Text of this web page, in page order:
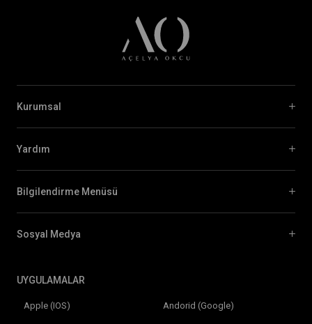
Kurumsal
Yardım
Bilgilendirme Menüsü
Sosyal Medya
UYGULAMALAR
Apple (IOS) Andorid (Google)